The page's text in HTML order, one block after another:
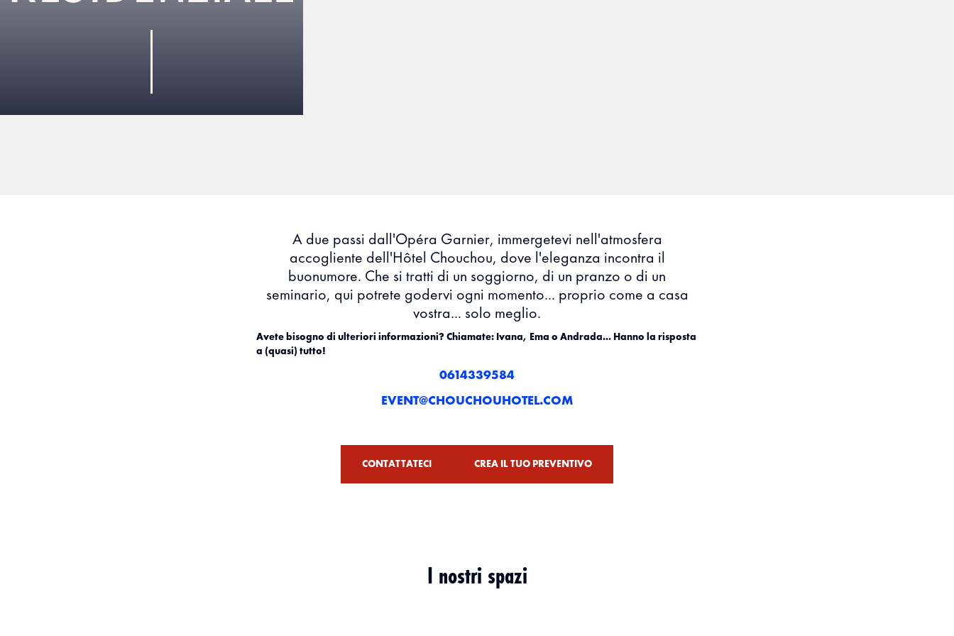
A due passi dall'Opéra Garnier, immergetevi nell'atmosfera
accogliente dell'Hôtel Chouchou, dove l'eleganza incontra il
buonumore. Che si tratti di un soggiorno, di un pranzo o di un
seminario, qui potrete godervi ogni momento... proprio come a casa
vostra... solo meglio.
Avete bisogno di ulteriori informazioni? Chiamate: Ivana, Ema o Andrada... Hanno la risposta
a (quasi) tutto!
0614339584
EVENT@CHOUCHOUHOTEL.COM
CONTATTATECI CREA IL TUO PREVENTIVO
I nostri spazi